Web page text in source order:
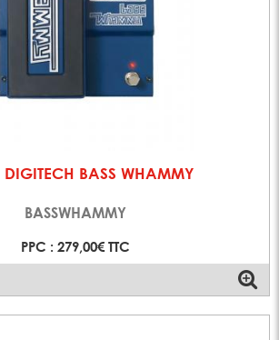
DIGITECH BASS WHAMMY
BASSWHAMMY
PPC : 279,00€ TTC